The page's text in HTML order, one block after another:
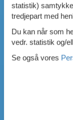
statistik)
tredjepart med
Du kan når som
vedr. statistik og/
Se også vores